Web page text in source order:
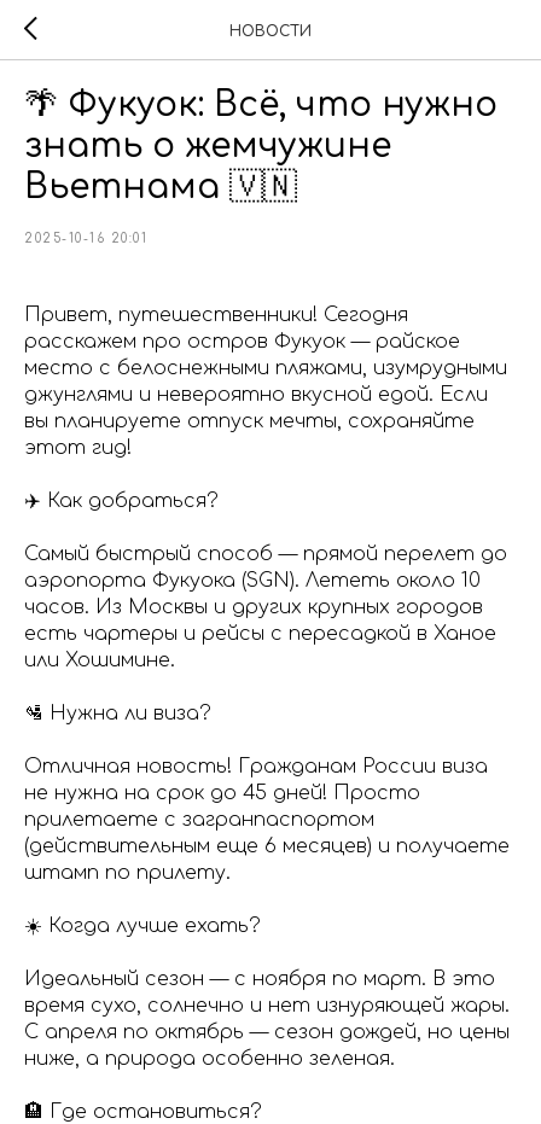
НОВОСТИ
🌴 Фукуок: Всё, что нужно
знать о жемчужине
Вьетнама 🇻🇳
2025-10-16 20:01
Привет, путешественники! Сегодня
расскажем про остров Фукуок — райское
место с белоснежными пляжами, изумрудными
джунглями и невероятно вкусной едой. Если
вы планируете отпуск мечты, сохраняйте
этот гид!
✈️ Как добраться?
Самый быстрый способ — прямой перелет до
аэропорта Фукуока (SGN). Лететь около 10
часов. Из Москвы и других крупных городов
есть чартеры и рейсы с пересадкой в Ханое
или Хошимине.
🛂 Нужна ли виза?
Отличная новость! Гражданам России виза
не нужна на срок до 45 дней! Просто
прилетаете с загранпаспортом
(действительным еще 6 месяцев) и получаете
штамп по прилету.
☀️ Когда лучше ехать?
Идеальный сезон — с ноября по март. В это
время сухо, солнечно и нет изнуряющей жары.
С апреля по октябрь — сезон дождей, но цены
ниже, а природа особенно зеленая.
🏨 Где остановиться?